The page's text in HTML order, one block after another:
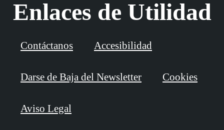
Enlaces de Utilidad
Contáctanos Accesibilidad
Darse de Baja del Newsletter Cookies
Aviso Legal